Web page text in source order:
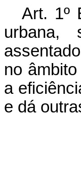
Art. 1º
urbana,
no
a
e dá